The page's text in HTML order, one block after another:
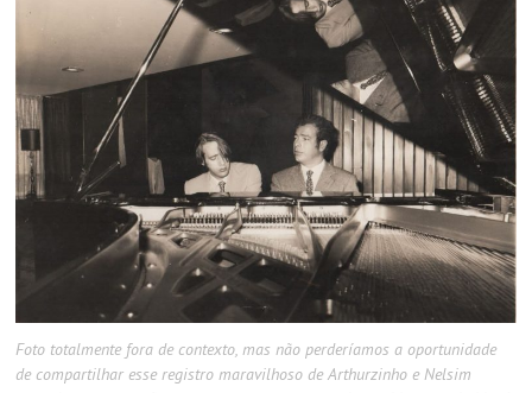
Foto totalmente fora de contexto, mas não perderíamos a oportunidade
de compartilhar esse registro maravilhoso de Arthurzinho e Nelsim